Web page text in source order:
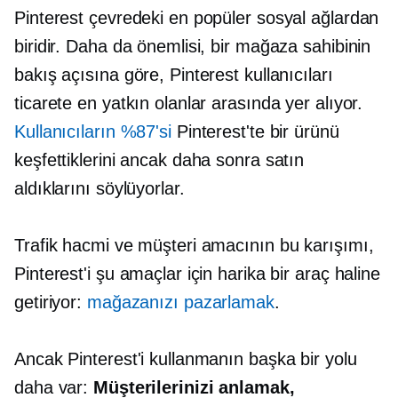
Pinterest çevredeki en popüler sosyal ağlardan
biridir. Daha da önemlisi, bir mağaza sahibinin
bakış açısına göre, Pinterest kullanıcıları
ticarete en yatkın olanlar arasında yer alıyor.
Kullanıcıların %87'siPinterest'te bir ürünü
keşfettiklerini ancak daha sonra satın
aldıklarını söylüyorlar.
Trafik hacmi ve müşteri amacının bu karışımı,
Pinterest'i şu amaçlar için harika bir araç haline
getiriyor: mağazanızı pazarlamak.
Ancak Pinterest'i kullanmanın başka bir yolu
daha var: Müşterilerinizi anlamak,